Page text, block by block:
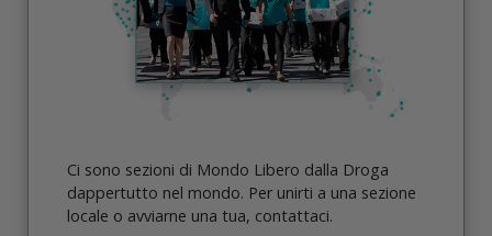
Ci sono sezioni di Mondo Libero dalla Droga
dappertutto nel mondo. Per unirti a una sezione
locale o avviarne una tua, contattaci.